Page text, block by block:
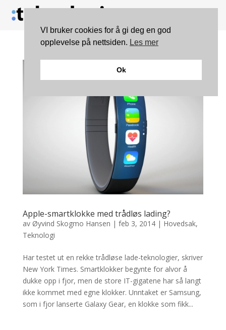
Apple-smartklokke med trådløs lading?
av Øyvind Skogmo Hansen | feb 3, 2014| Hovedsak,
Teknologi
Har testet ut en rekke trådløse lade-teknologier, skriver
New York Times. Smartklokker begynte for alvor å
dukke opp i fjor, men de store IT-gigatene har så langt
ikke kommet med egne klokker. Unntaket er Samsung,
som i fjor lanserte Galaxy Gear, en klokke som fikk...
VI bruker cookies for å gi deg en god
opplevelse på nettsiden. Les mer
Ok